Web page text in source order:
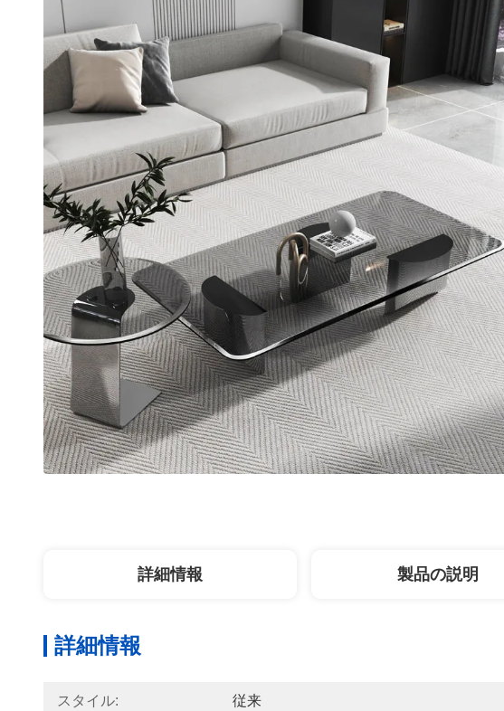
詳細情報 製品の説明
詳細情報
スタイル: 従来